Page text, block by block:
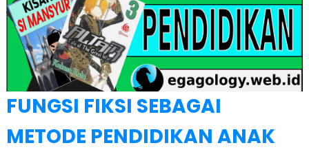
FUNGSI FIKSI SEBAGAI
METODE PENDIDIKAN ANAK